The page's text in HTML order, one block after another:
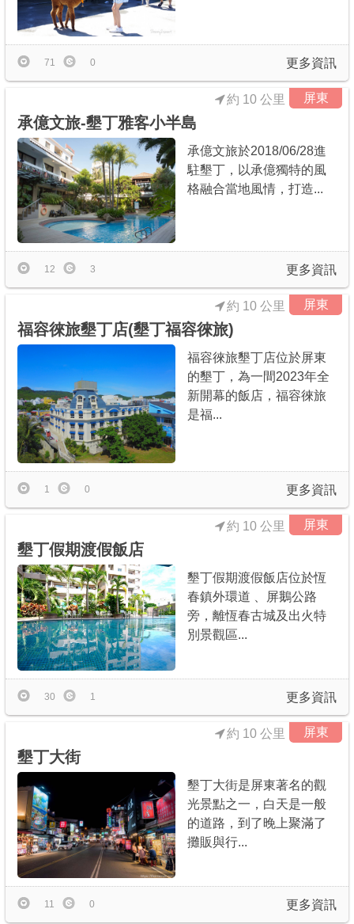
更多資訊
71 0
屏東
承億文旅-墾丁雅客小半島
約 10 公里
承億文旅於2018/06/28進
駐墾丁，以承億獨特的風
格融合當地風情，打造...
更多資訊
12 3
屏東
福容徠旅墾丁店(墾丁福容徠旅)
約 10 公里
福容徠旅墾丁店位於屏東
的墾丁，為一間2023年全
新開幕的飯店，福容徠旅
是福...
更多資訊
1 0
屏東
墾丁假期渡假飯店
約 10 公里
墾丁假期渡假飯店位於恆
春鎮外環道 、屏鵝公路
旁，離恆春古城及出火特
別景觀區...
更多資訊
30 1
屏東
墾丁大街
約 10 公里
墾丁大街是屏東著名的觀
光景點之一，白天是一般
的道路，到了晚上聚滿了
攤販與行...
更多資訊
11 0